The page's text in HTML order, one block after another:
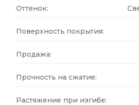
Оттенок:
Поверхность покрытия:
Продажа:
Прочность на сжатие:
Растяжение при изгибе: